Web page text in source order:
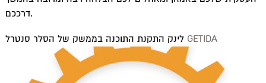
דרככם.
לינק התקנת התוכנה בממשק של הסלר סנטרל GETIDA